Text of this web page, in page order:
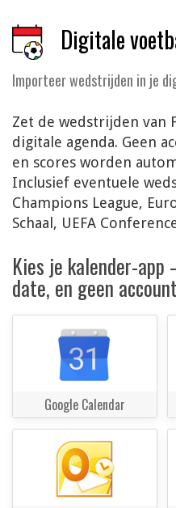
Digitale
Importeer wedstrijden in je
Zet de wedstrijden van
digitale agenda. Geen
en scores worden
Inclusief eventuele
Champions League,
Schaal, UEFA
Kies je kalender-
date, en geen
Google Calendar